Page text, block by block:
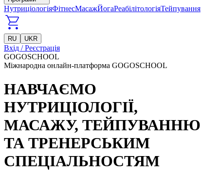
НутриціологіяФітнесМасажЙогаРеабілітологіяТейпування
RU UKR
Вхід / Реєстрація
GOGOSCHOOL
Міжнародна онлайн-платформа GOGOSCHOOL
НАВЧАЄМО
НУТРИЦІОЛОГІЇ,
МАСАЖУ, ТЕЙПУВАННЮ
ТА ТРЕНЕРСЬКИМ
СПЕЦІАЛЬНОСТЯМ